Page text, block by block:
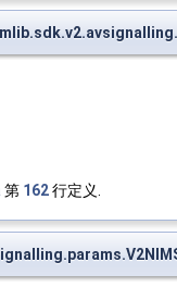
第 162行定义.